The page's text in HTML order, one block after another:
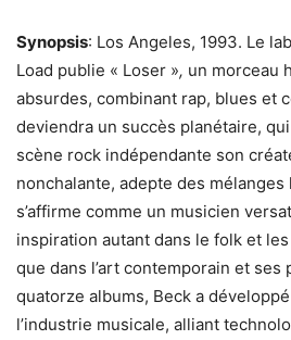
Synopsis: Los Angeles, 1993. Le
Load publie « Loser », un morceau
absurdes, combinant rap, blues et
deviendra un succès planétaire,
scène rock indépendante son
nonchalante, adepte des
s’affirme comme un musicien
inspiration autant dans le folk et
que dans l’art contemporain et ses
quatorze albums, Beck a
l’industrie musicale, alliant